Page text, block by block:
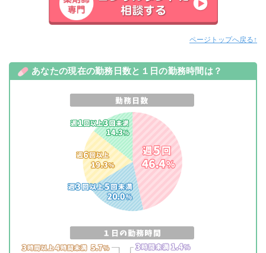
ページトップへ戻る↑
あなたの現在の勤務日数と１日の勤務時間は？